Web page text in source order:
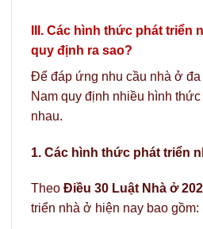
III. Các hình thức phát triển
quy định ra sao?
Để đáp ứng nhu cầu nhà ở
Nam quy định nhiều hình
nhau.
1. Các hình thức phát triển
Theo Điều 30 Luật Nhà ở
triển nhà ở hiện nay bao gồm: